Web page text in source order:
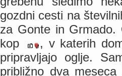
gozdni cesti na
za Gonte in Grmado.
kop
, v katerih
pripravljajo oglje.
približno dva